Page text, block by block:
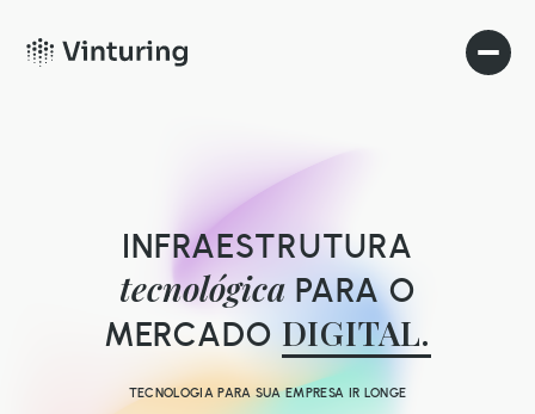
INFRAESTRUTURA
tecnológica PARA O
TECNOLOGIA PARA SUA EMPRESA IR LONGE
MERCADO DIGITAL.